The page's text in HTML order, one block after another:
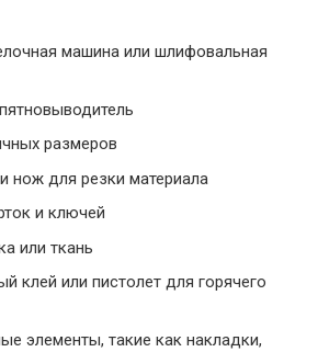
машина или шлифовальная
размеров
нож для резки материала
и ключей
или ткань
клей или пистолет для горячего
элементы, такие как накладки,